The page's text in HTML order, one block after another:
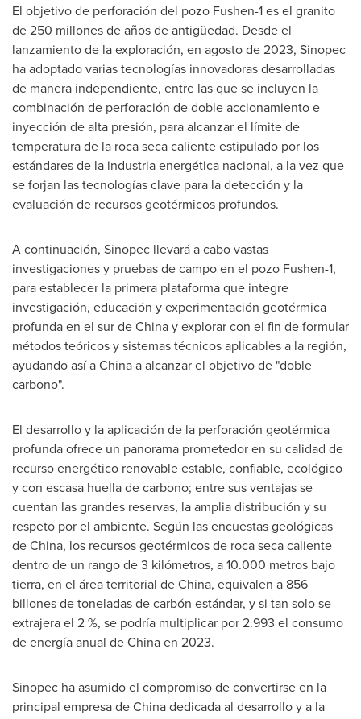
El objetivo de perforación del pozo Fushen-1 es el granito
de 250 millones de años de antigüedad. Desde el
lanzamiento de la exploración, en agosto de 2023, Sinopec
ha adoptado varias tecnologías innovadoras desarrolladas
de manera independiente, entre las que se incluyen la
combinación de perforación de doble accionamiento e
inyección de alta presión, para alcanzar el límite de
temperatura de la roca seca caliente estipulado por los
estándares de la industria energética nacional, a la vez que
se forjan las tecnologías clave para la detección y la
evaluación de recursos geotérmicos profundos.
A continuación, Sinopec llevará a cabo vastas
investigaciones y pruebas de campo en el pozo Fushen-1,
para establecer la primera plataforma que integre
investigación, educación y experimentación geotérmica
profunda en el sur deChinay explorar con el fin de formular
métodos teóricos y sistemas técnicos aplicables a la región,
ayudando así aChinaa alcanzar el objetivo de "doble
carbono".
El desarrollo y la aplicación de la perforación geotérmica
profunda ofrece un panorama prometedor en su calidad de
recurso energético renovable estable, confiable, ecológico
y con escasa huella de carbono; entre sus ventajas se
cuentan las grandes reservas, la amplia distribución y su
respeto por el ambiente. Según las encuestas geológicas
deChina, los recursos geotérmicos de roca seca caliente
dentro de un rango de 3 kilómetros, a 10.000 metros bajo
tierra, en el área territorial deChina, equivalen a 856
billones de toneladas de carbón estándar, y si tan solo se
extrajera el 2 %, se podría multiplicar por 2.993 el consumo
de energía anual deChinaen 2023.
Sinopec ha asumido el compromiso de convertirse en la
principal empresa deChinadedicada al desarrollo y a la